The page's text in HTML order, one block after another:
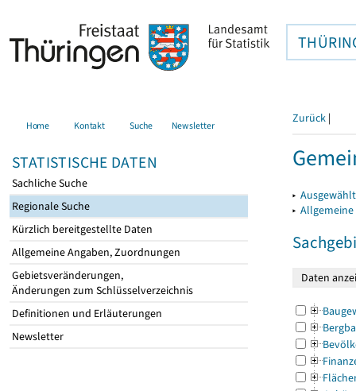
Home Kontakt Suche Newsletter
STATISTISCHE DATEN
Sachliche Suche
Regionale Suche
Kürzlich bereitgestellte Daten
Allgemeine Angaben, Zuordnungen
Gebietsveränderungen,
Änderungen zum Schlüsselverzeichnis
Definitionen und Erläuterungen
Newsletter
Zurück |
▸
▸